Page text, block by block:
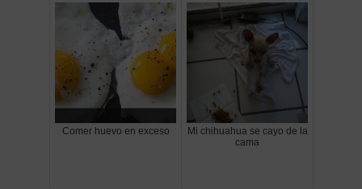
Comer huevo en exceso
Mi chihuahua se cayo de la
cama